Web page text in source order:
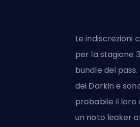
Le indiscrezioni
per la stagione
bundle del
dei Darkin e
probabile il loro
un noto leaker